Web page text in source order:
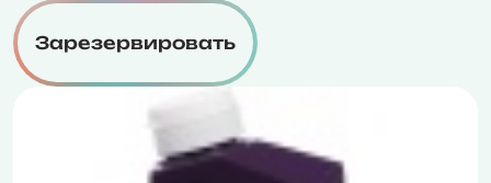
Зарезервировать